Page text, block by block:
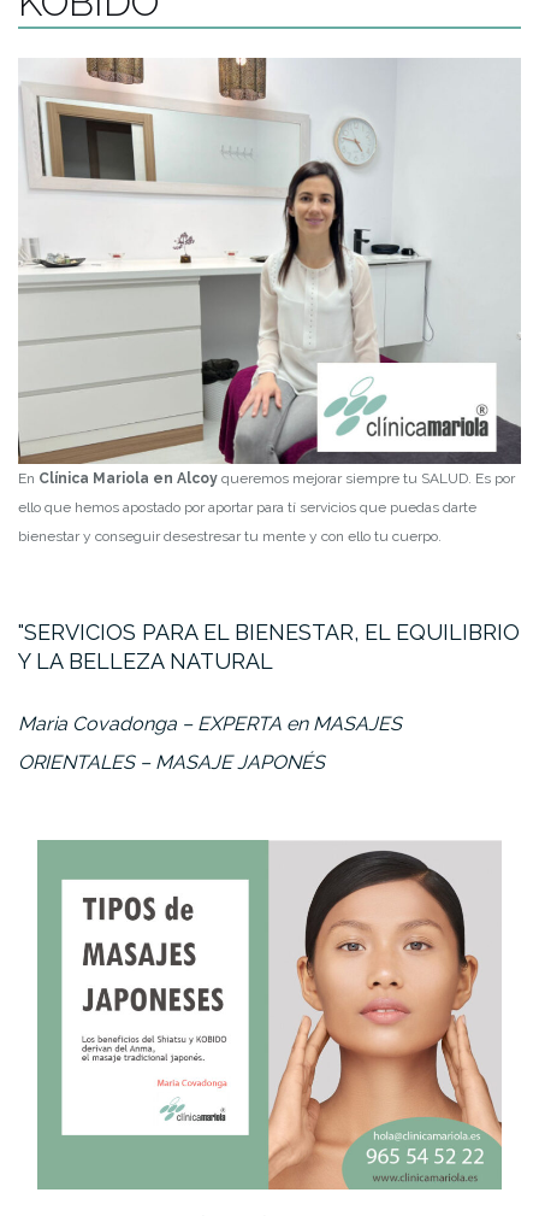
En Clínica Mariola en Alcoy queremos mejorar siempre tu SALUD. Es por
ello que hemos apostado por aportar para tí servicios que puedas darte
bienestar y conseguir desestresar tu mente y con ello tu cuerpo.
SERVICIOS PARA EL BIENESTAR, EL EQUILIBRIO
Y LA BELLEZA NATURAL
Maria Covadonga – EXPERTA en MASAJES
ORIENTALES – MASAJE JAPONÉS